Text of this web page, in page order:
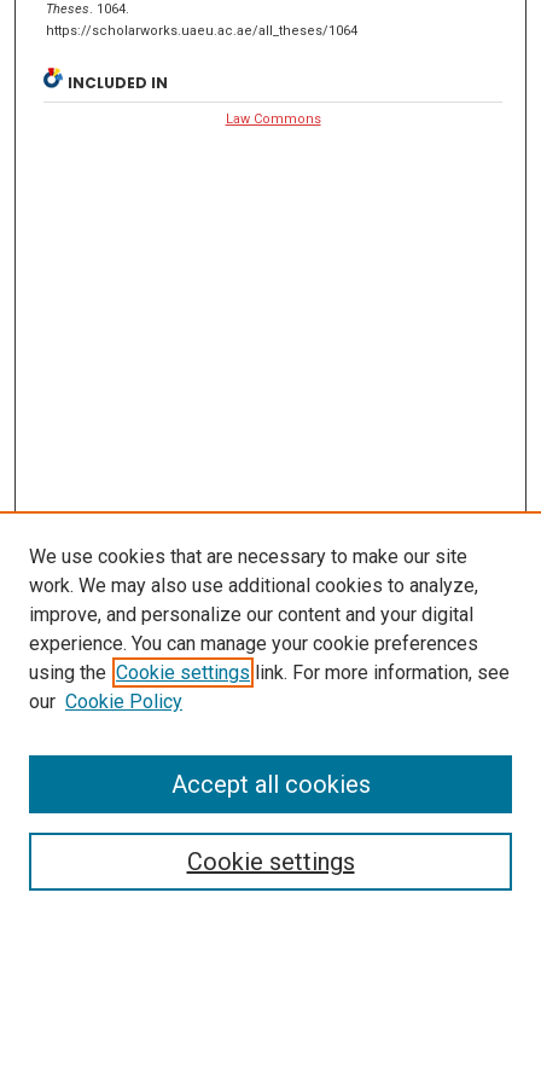
Theses. 1064.
https://scholarworks.uaeu.ac.ae/all_theses/1064
INCLUDED IN
Law Commons
We use cookies that are necessary to make our site
work. We may also use additional cookies to analyze,
improve, and personalize our content and your digital
experience. You can manage your cookie preferences
using the Cookie settings link. For more information, see
our Cookie Policy
Cookie settings
Accept all cookies